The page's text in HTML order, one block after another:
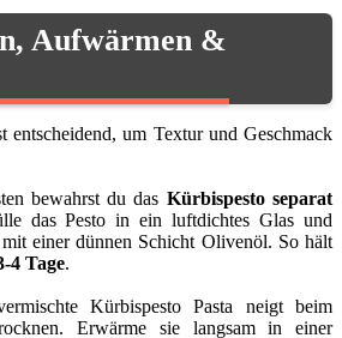
Aufwärmen &
entscheidend, um Textur und Geschmack
bewahrst du das Kürbispesto separat
das Pesto in ein luftdichtes Glas und
einer dünnen Schicht Olivenöl. So hält
4 Tage.
Kürbispesto Pasta neigt beim
Erwärme sie langsam in einer